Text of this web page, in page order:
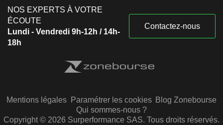
NOS EXPERTS À VOTRE
ÉCOUTE
Lundi - Vendredi 9h-12h / 14h-
18h
Contactez-nous
Mentions légales Paramétrer les cookies Blog Zonebourse
Qui sommes-nous ?
Copyright © 2026 Surperformance SAS. Tous droits réservés.